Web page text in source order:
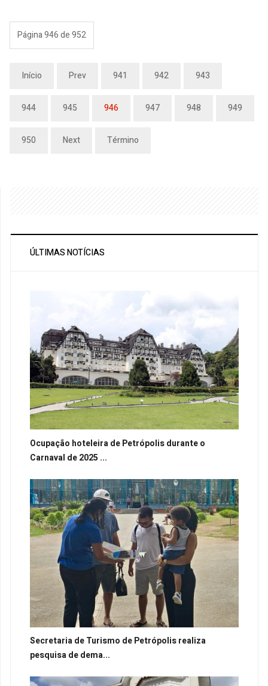
Página 946 de 952
Início Prev 941 942 943
944 945 946 947 948 949
950 Next Término
ÚLTIMAS NOTÍCIAS
Ocupação hoteleira de Petrópolis durante o
Carnaval de 2025 ...
Secretaria de Turismo de Petrópolis realiza
pesquisa de dema...